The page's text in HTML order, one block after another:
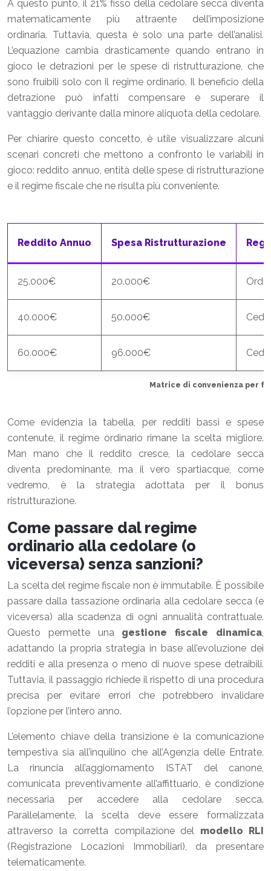
A questo punto, il 21% fisso della cedolare secca diventa
matematicamente più attraente dell’imposizione
ordinaria. Tuttavia, questa è solo una parte dell’analisi.
L’equazione cambia drasticamente quando entrano in
gioco le detrazioni per le spese di ristrutturazione, che
sono fruibili solo con il regime ordinario. Il beneficio della
detrazione può infatti compensare e superare il
vantaggio derivante dalla minore aliquota della cedolare.
Per chiarire questo concetto, è utile visualizzare alcuni
scenari concreti che mettono a confronto le variabili in
gioco: reddito annuo, entità delle spese di ristrutturazione
e il regime fiscale che ne risulta più conveniente.
Matrice di convenienza per
Reddito Annuo Spesa Ristrutturazione
25.000€ 20.000€
40.000€ 50.000€
60.000€ 96.000€
Come evidenzia la tabella, per redditi bassi e spese
contenute, il regime ordinario rimane la scelta migliore.
Man mano che il reddito cresce, la cedolare secca
diventa predominante, ma il vero spartiacque, come
vedremo, è la strategia adottata per il bonus
ristrutturazione.
Come passare dal regime
ordinario alla cedolare (o
viceversa) senza sanzioni?
La scelta del regime fiscale non è immutabile. È possibile
passare dalla tassazione ordinaria alla cedolare secca (e
viceversa) alla scadenza di ogni annualità contrattuale.
Questo permette una gestione fiscale dinamica,
adattando la propria strategia in base all’evoluzione dei
redditi e alla presenza o meno di nuove spese detraibili.
Tuttavia, il passaggio richiede il rispetto di una procedura
precisa per evitare errori che potrebbero invalidare
l’opzione per l’intero anno.
L’elemento chiave della transizione è la comunicazione
tempestiva sia all’inquilino che all’Agenzia delle Entrate.
La rinuncia all’aggiornamento ISTAT del canone,
comunicata preventivamente all’affittuario, è condizione
necessaria per accedere alla cedolare secca.
Parallelamente, la scelta deve essere formalizzata
attraverso la corretta compilazione del modello RLI
(Registrazione Locazioni Immobiliari), da presentare
telematicamente.